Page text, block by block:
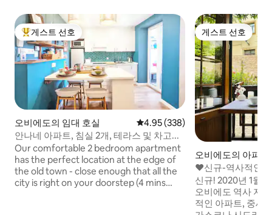
상위 게스트 선호
게스트 선호
오비에도의 임대 호실 평점 4.95점(5점 만점), 후기 338
4.95 (338)
안나네 아파트, 침실 2개, 테라스 및 차고...
Our comfortable 2 bedroom apartment
has the perfect location at the edge of
the old town - close enough that all the
city is right on your doorstep (4 mins
게스트 선호
게스트 선호
오비에도의 아파트
♥신규-역사적인
신규! 2020년 1월
오비에도 역사 지
적인 아파트, 중세